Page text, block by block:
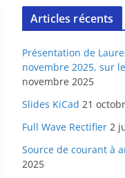
Articles récents
Présentation de
novembre 2025, sur
novembre 2025
Slides KiCad 21
Full Wave Rectifier 2
Source de courant à
2025